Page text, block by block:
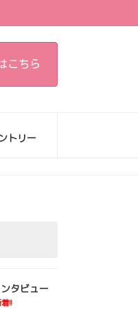
こちら
トリー
タビュー
!!